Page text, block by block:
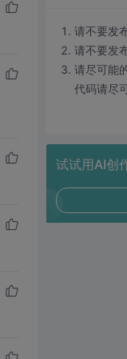
请不要发
请不要发
请尽可能
代码请尽
试试用AI创